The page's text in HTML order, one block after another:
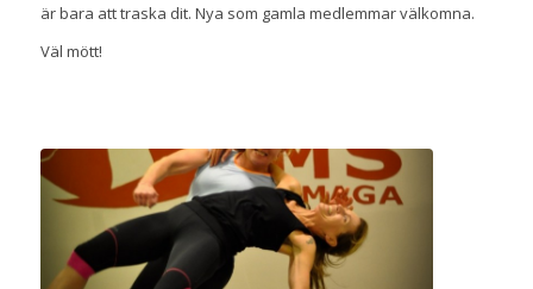
är bara att traska dit. Nya som gamla medlemmar välkomna.
Väl mött!